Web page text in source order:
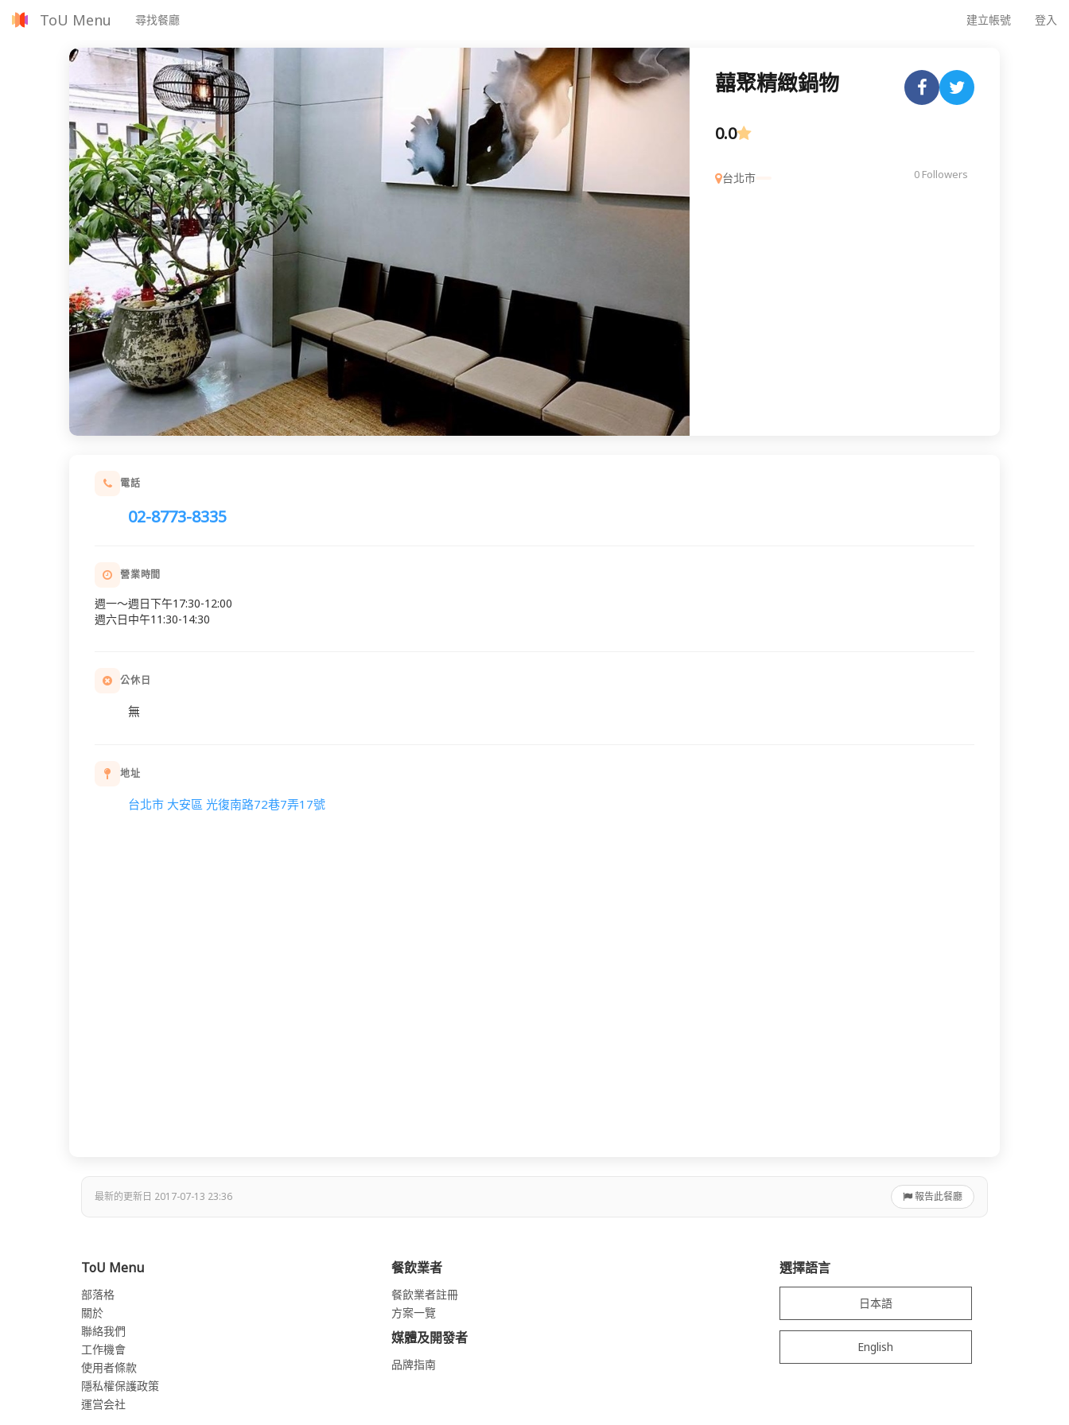
ToU Menu 尋找餐廳 建立帳號 登入
囍聚精緻鍋物
0.0
台北市 0 Followers
電話
02-8773-8335
營業時間
週一～週日下午17:30-12:00
週六日中午11:30-14:30
公休日
無
地址
台北市 大安區 光復南路72巷7弄17號
最新的更新日 2017-07-13 23:36 報告此餐廳
ToU Menu
部落格
關於
聯絡我們
工作機會
使用者條款
隱私權保護政策
運営会社
餐飲業者
餐飲業者註冊
方案一覽
媒體及開發者
品牌指南
選擇語言
日本語
English